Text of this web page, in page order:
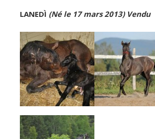
LANEDÌ (Né le 17 mars 2013) Vendu